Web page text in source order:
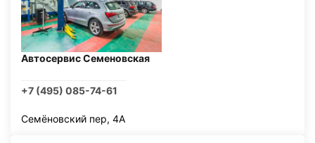
Автосервис Семеновская
+7 (495) 085-74-61
Семёновский пер, 4А